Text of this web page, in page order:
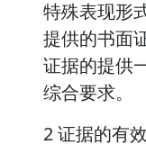
特殊表现形
提供的书面
证据的提供
综合要求。
2 证据的有